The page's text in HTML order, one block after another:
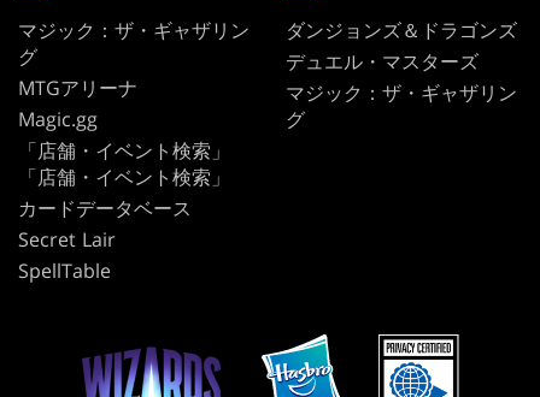
マジック：ザ・ギャザリン
グ
MTGアリーナ
Magic.gg
「店舗・イベント検索」
「店舗・イベント検索」
カードデータベース
Secret Lair
SpellTable
ダンジョンズ＆ドラゴンズ
デュエル・マスターズ
マジック：ザ・ギャザリン
グ